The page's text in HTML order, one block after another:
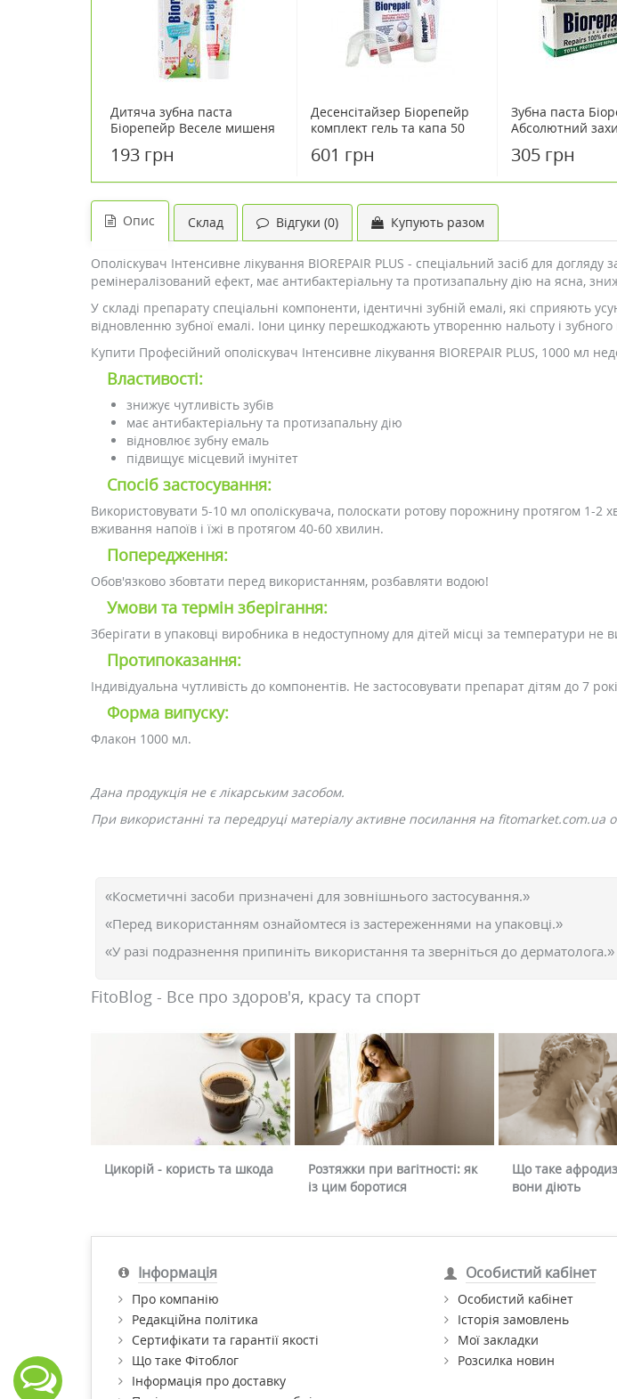
Дитяча зубна паста
Біорепейр Веселе мишеня
193 грн
Десенсітайзер Біорепейр
комплект гель та капа 50
601 грн
Зубна паста
Абсолютний
305 грн
Опис Склад Відгуки (0) Купують разом
Ополіскувач Інтенсивне лікування BIOREPAIR PLUS - спеціальний засіб для
ремінералізований ефект, має антибактеріальну та протизапальну дію на ясна,
У складі препарату спеціальні компоненти, ідентичні зубній емалі, які сприяють
відновленню зубної емалі. Іони цинку перешкоджають утворенню нальоту і
Купити Професійний ополіскувач Інтенсивне лікування BIOREPAIR PLUS, 1000 мл
Властивості:
знижує чутливість зубів
має антибактеріальну та протизапальну дію
відновлює зубну емаль
підвищує місцевий імунітет
Спосіб застосування:
Використовувати 5-10 мл ополіскувача, полоскати ротову порожнину протягом 1-2
вживання напоїв і їжі в протягом 40-60 хвилин.
Попередження:
Обов'язково збовтати перед використанням, розбавляти водою!
Умови та термін зберігання:
Зберігати в упаковці виробника в недоступному для дітей місці за температури не
Протипоказання:
Індивідуальна чутливість до компонентів. Не застосовувати препарат дітям до 7
Форма випуску:
Флакон 1000 мл.
Дана продукція не є лікарським засобом.
При використанні та передруці матеріалу активне посилання на fitomarket.com.ua
«Косметичні засоби призначені для зовнішнього застосування.»
«Перед використанням ознайомтеся із застереженнями на упаковці.»
«У разі подразнення припиніть використання та зверніться до дерматолога.»
FitoBlog - Все про здоров'я, красу та спорт
Цикорій - користь та шкода
Розтяжки при вагітності: як
із цим боротися
Що таке
вони діють
Інформація
Про компанію
Редакційна політика
Сертифікати та гарантії якості
Що таке Фітоблог
Інформація про доставку
Особистий кабінет
Особистий кабінет
Історія замовлень
Мої закладки
Розсилка новин